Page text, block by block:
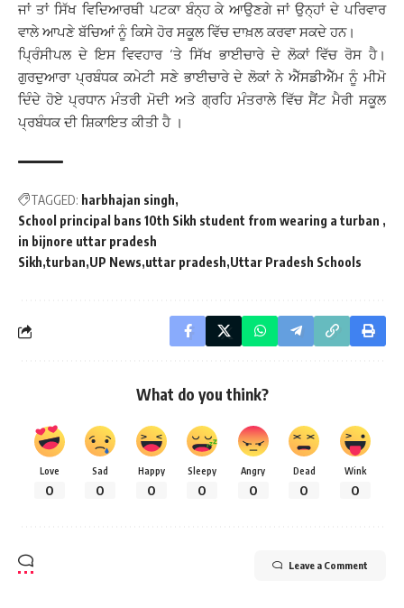
ਜਾਂ ਤਾਂ ਸਿੱਖ ਵਿਦਿਆਰਥੀ ਪਟਕਾ ਬੰਨ੍ਹ ਕੇ ਆਉਣਗੇ ਜਾਂ ਉਨ੍ਹਾਂ ਦੇ ਪਰਿਵਾਰ
ਵਾਲੇ ਆਪਣੇ ਬੱਚਿਆਂ ਨੂੰ ਕਿਸੇ ਹੋਰ ਸਕੂਲ ਵਿੱਚ ਦਾਖ਼ਲ ਕਰਵਾ ਸਕਦੇ ਹਨ।
ਪ੍ਰਿੰਸੀਪਲ ਦੇ ਇਸ ਵਿਵਹਾਰ ‘ਤੇ ਸਿੱਖ ਭਾਈਚਾਰੇ ਦੇ ਲੋਕਾਂ ਵਿੱਚ ਰੋਸ ਹੈ।
ਗੁਰਦੁਆਰਾ ਪ੍ਰਬੰਧਕ ਕਮੇਟੀ ਸਣੇ ਭਾਈਚਾਰੇ ਦੇ ਲੋਕਾਂ ਨੇ ਐੱਸਡੀਐੱਮ ਨੂੰ ਮੀਮੋ
ਦਿੰਦੇ ਹੋਏ ਪ੍ਰਧਾਨ ਮੰਤਰੀ ਮੋਦੀ ਅਤੇ ਗ੍ਰਹਿ ਮੰਤਰਾਲੇ ਵਿੱਚ ਸੈਂਟ ਮੈਰੀ ਸਕੂਲ
ਪ੍ਰਬੰਧਕ ਦੀ ਸ਼ਿਕਾਇਤ ਕੀਤੀ ਹੈ ।
TAGGED: harbhajan singh
School principal bans 10th Sikh student from wearing a turban
in bijnore uttar pradesh
Sikh turban UP News uttar pradesh Uttar Pradesh Schools
What do you think?
Love
0
Sad
0
Happy
0
Sleepy
0
Angry
0
Dead
0
Wink
0
Leave a Comment